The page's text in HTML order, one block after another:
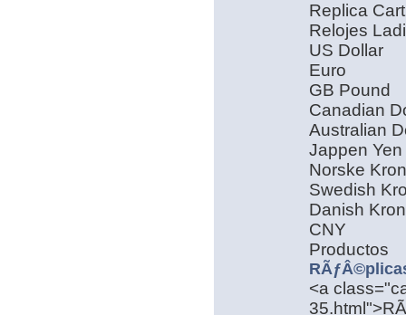
Replica
Relojes
US Dollar
Euro
GB Pound
Canadian
Australian
Jappen Yen
Norske
Swedish
Danish
CNY
Productos
<a